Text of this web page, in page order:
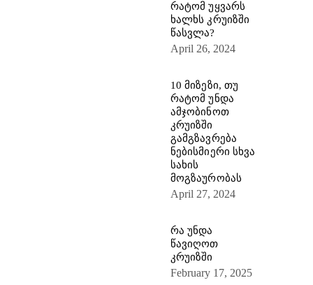
რატომ უყვარს
ხალხს კრუიზში
წასვლა?
April 26, 2024
10 მიზეზი, თუ
რატომ უნდა
ამჯობინოთ
კრუიზში
გამგზავრება
ნებისმიერი სხვა
სახის
მოგზაურობას
April 27, 2024
რა უნდა
წავიღოთ
კრუიზში
February 17, 2025